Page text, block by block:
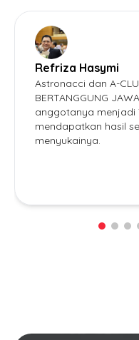
Refriza Hasymi
Astronacci dan A-
BERTANGGUNG
anggotanya menjadi
mendapatkan hasil
menyukainya.